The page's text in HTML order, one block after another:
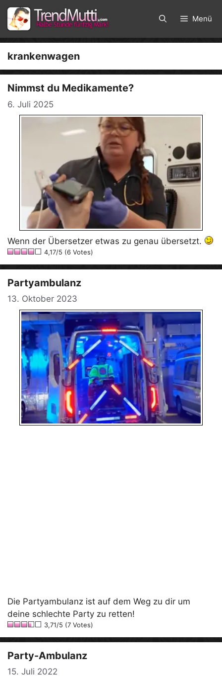
Zum
Inhalt
springen
Menü
krankenwagen
Nimmst du Medikamente?
6. Juli 2025
Wenn der Übersetzer etwas zu genau übersetzt.
4,17/5 (6 Votes)
Partyambulanz
13. Oktober 2023
Die Partyambulanz ist auf dem Weg zu dir um
deine schlechte Party zu retten!
3,71/5 (7 Votes)
Party-Ambulanz
15. Juli 2022